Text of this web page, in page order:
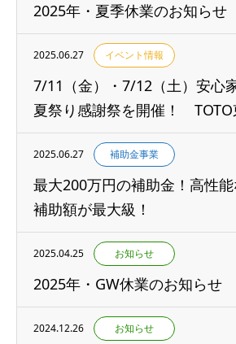
2025年・夏季休業のお知らせ
2025.06.27 イベント情報
7/11（金）・7/12（土）安心
夏祭り感謝祭を開催！ TOTO
2025.06.27 補助金事業
最大200万円の補助金！高性
補助額が最大級！
2025.04.25 お知らせ
2025年・GW休業のお知らせ
2024.12.26 お知らせ